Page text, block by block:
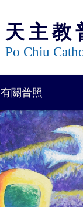
天主教
Po Chiu
有關普照